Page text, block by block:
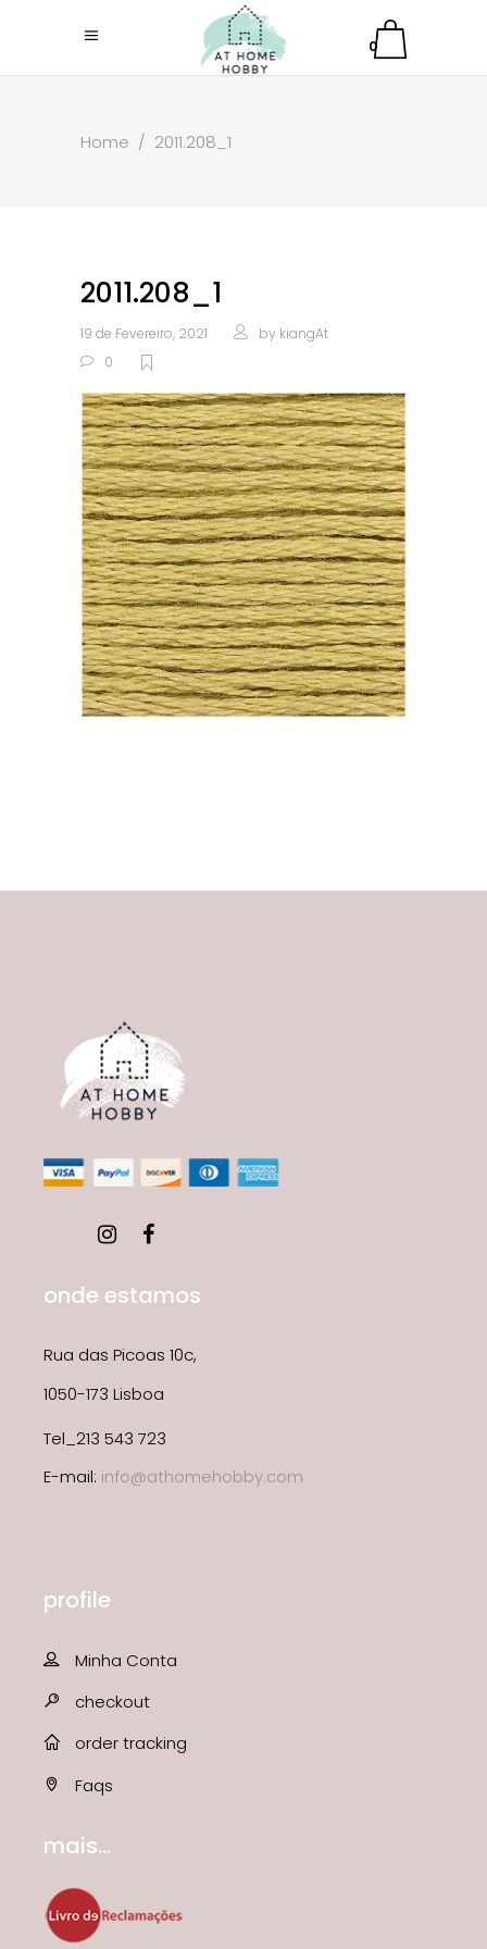
0
Home / 2011.208_1
2011.208_1
19 de Fevereiro, 2021 by kiangAt
0
onde estamos
Rua das Picoas 10c,
1050-173 Lisboa
Tel_213 543 723
E-mail: info@athomehobby.com
profile
Minha Conta
checkout
order tracking
Faqs
mais...